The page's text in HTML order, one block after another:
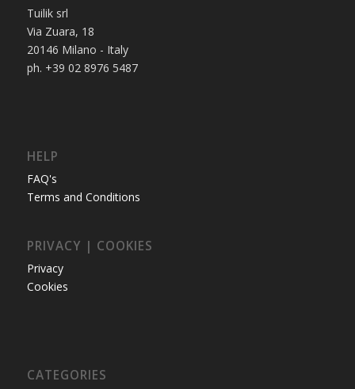
Tuilik srl
Via Zuara, 18
20146 Milano - Italy
ph. +39 02 8976 5487
HELP
FAQ's
Terms and Conditions
PRIVACY | COOKIES
Privacy
Cookies
CATEGORIES